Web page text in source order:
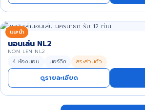
แนะนำ
นอนเล่น NL2
NON LEN NL2
4 ห้องนอน นอร์ดิก สระส่วนตัว
ดูรายละเอียด